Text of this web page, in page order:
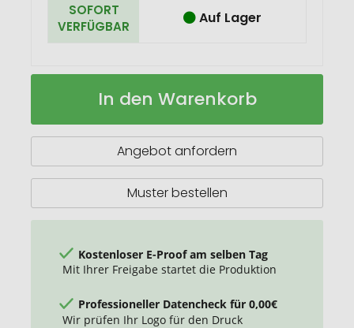
SOFORT
VERFÜGBAR
Auf Lager
Geschenkartikel:
Tool
Mäppchen
Christmas
Auf
In den Warenkorb
Angebot anfordern
Muster bestellen
Kostenloser E-Proof am selben Tag
Mit Ihrer Freigabe startet die Produktion
Professioneller Datencheck für 0,00€
Wir prüfen Ihr Logo für den Druck